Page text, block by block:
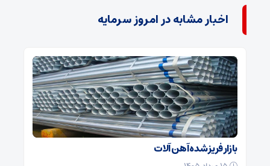
اخبار مشابه در امروز سرمایه
بازار فریز شده آهن آلات